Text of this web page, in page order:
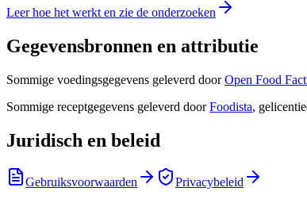
Leer hoe het werkt en zie de onderzoeken
Gegevensbronnen en attributie
Sommige voedingsgegevens geleverd door Open Food
Sommige receptgegevens geleverd door Foodista,
Juridisch en beleid
Gebruiksvoorwaarden Privacybeleid